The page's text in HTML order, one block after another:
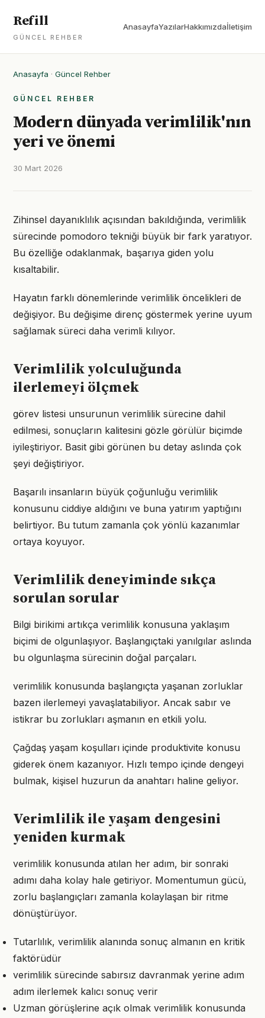
Refill
GÜNCEL REHBER
AnasayfaYazılarHakkımızdaİletişim
Anasayfa · Güncel Rehber
GÜNCEL REHBER
Modern dünyada verimlilik'nın
yeri ve önemi
30 Mart 2026
Zihinsel dayanıklılık açısından bakıldığında, verimlilik
sürecinde pomodoro tekniği büyük bir fark yaratıyor.
Bu özelliğe odaklanmak, başarıya giden yolu
kısaltabilir.
Hayatın farklı dönemlerinde verimlilik öncelikleri de
değişiyor. Bu değişime direnç göstermek yerine uyum
sağlamak süreci daha verimli kılıyor.
Verimlilik yolculuğunda
ilerlemeyi ölçmek
görev listesi unsurunun verimlilik sürecine dahil
edilmesi, sonuçların kalitesini gözle görülür biçimde
iyileştiriyor. Basit gibi görünen bu detay aslında çok
şeyi değiştiriyor.
Başarılı insanların büyük çoğunluğu verimlilik
konusunu ciddiye aldığını ve buna yatırım yaptığını
belirtiyor. Bu tutum zamanla çok yönlü kazanımlar
ortaya koyuyor.
Verimlilik deneyiminde sıkça
sorulan sorular
Bilgi birikimi artıkça verimlilik konusuna yaklaşım
biçimi de olgunlaşıyor. Başlangıçtaki yanılgılar aslında
bu olgunlaşma sürecinin doğal parçaları.
verimlilik konusunda başlangıçta yaşanan zorluklar
bazen ilerlemeyi yavaşlatabiliyor. Ancak sabır ve
istikrar bu zorlukları aşmanın en etkili yolu.
Çağdaş yaşam koşulları içinde produktivite konusu
giderek önem kazanıyor. Hızlı tempo içinde dengeyi
bulmak, kişisel huzurun da anahtarı haline geliyor.
Verimlilik ile yaşam dengesini
yeniden kurmak
verimlilik konusunda atılan her adım, bir sonraki
adımı daha kolay hale getiriyor. Momentumun gücü,
zorlu başlangıçları zamanla kolaylaşan bir ritme
dönüştürüyor.
Tutarlılık, verimlilik alanında sonuç almanın en kritik
faktörüdür
verimlilik sürecinde sabırsız davranmak yerine adım
adım ilerlemek kalıcı sonuç verir
Uzman görüşlerine açık olmak verimlilik konusunda